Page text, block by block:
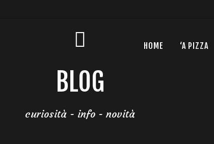
BLOG
curiosità - info - novità
HOME ‘A PIZZA